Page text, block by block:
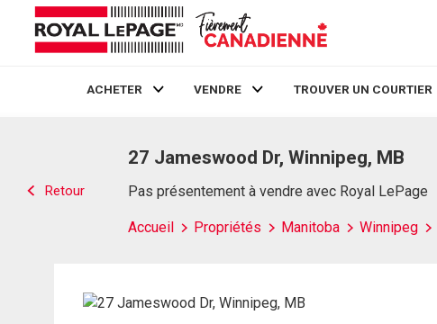
ACHETER VENDRE TROUVER UN COURTIER
Retour
27 Jameswood Dr, Winnipeg, MB
Pas présentement à vendre avec Royal LePage
Accueil Propriétés Manitoba Winnipeg